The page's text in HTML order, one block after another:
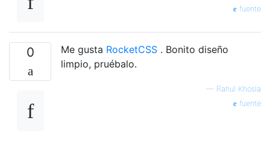
fuente
0 Me gusta RocketCSS . Bonito diseño
limpio, pruébalo.
— Rahul Khosla
fuente